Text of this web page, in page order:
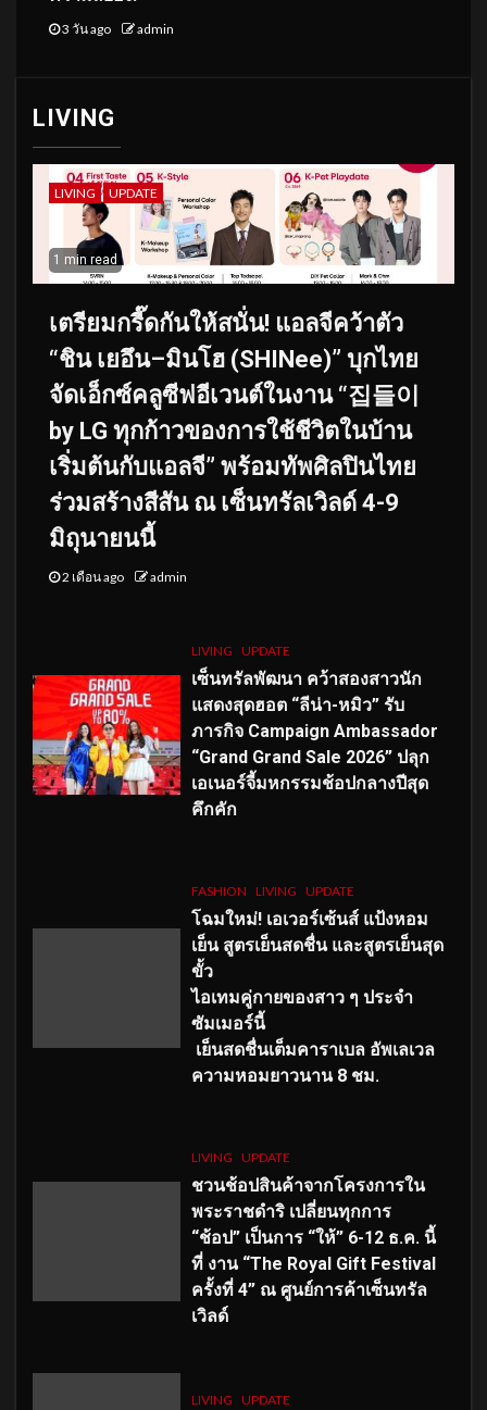
3 วัน ago admin
LIVING
LIVING UPDATE
1 min read
เตรียมกรี๊ดกันให้สนั่น! แอลจีคว้าตัว
“ชิน เยอึน–มินโฮ (SHINee)” บุกไทย
จัดเอ็กซ์คลูซีฟอีเวนต์ในงาน “집들이
by LG ทุกก้าวของการใช้ชีวิตในบ้าน
เริ่มต้นกับแอลจี” พร้อมทัพศิลปินไทย
ร่วมสร้างสีสัน ณ เซ็นทรัลเวิลด์ 4-9
มิถุนายนนี้
2 เดือน ago admin
LIVING UPDATE
เซ็นทรัลพัฒนา คว้าสองสาวนัก
แสดงสุดฮอต “ลีน่า-หมิว” รับ
ภารกิจ Campaign Ambassador
“Grand Grand Sale 2026” ปลุก
เอเนอร์จี้มหกรรมช้อปกลางปีสุด
คึกคัก
FASHION LIVING UPDATE
โฉมใหม่! เอเวอร์เซ้นส์ แป้งหอม
เย็น สูตรเย็นสดชื่น และสูตรเย็นสุด
ขั้ว
ไอเทมคู่กายของสาว ๆ ประจำ
ซัมเมอร์นี้
เย็นสดชื่นเต็มคาราเบล อัพเลเวล
ความหอมยาวนาน 8 ชม.
LIVING UPDATE
ชวนช้อปสินค้าจากโครงการใน
พระราชดำริ เปลี่ยนทุกการ
“ช้อป” เป็นการ “ให้” 6-12 ธ.ค. นี้
ที่ งาน “The Royal Gift Festival
ครั้งที่ 4” ณ ศูนย์การค้าเซ็นทรัล
เวิลด์
LIVING UPDATE